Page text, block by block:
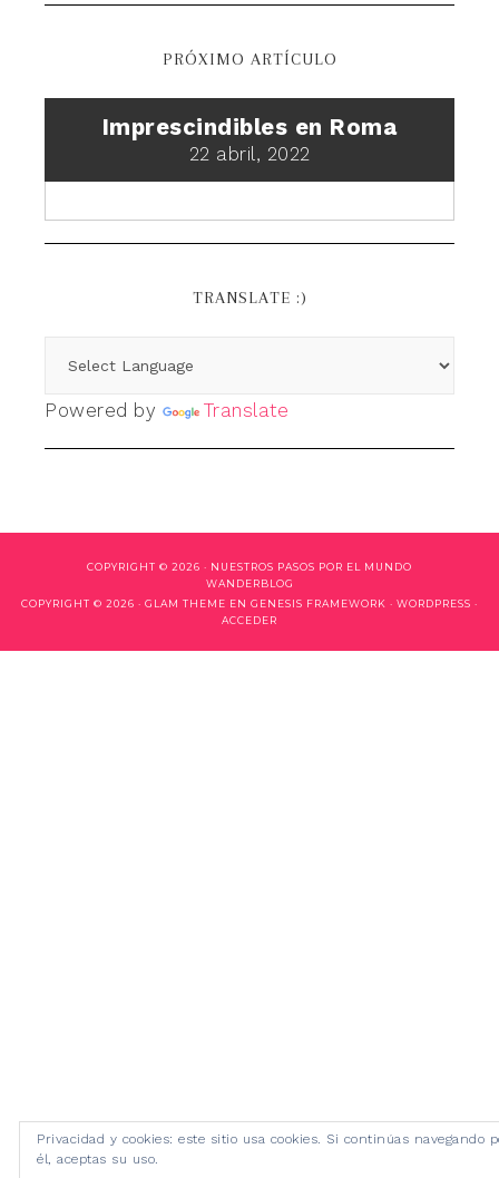
PRÓXIMO ARTÍCULO
Imprescindibles en Roma
22 abril, 2022
TRANSLATE :)
Powered by Translate
COPYRIGHT © 2026 · NUESTROS PASOS POR EL MUNDO
WANDERBLOG
COPYRIGHT © 2026 · GLAM THEME EN GENESIS FRAMEWORK · WORDPRESS ·
ACCEDER
Privacidad y cookies: este sitio usa cookies. Si continúas navegando
él, aceptas su uso.